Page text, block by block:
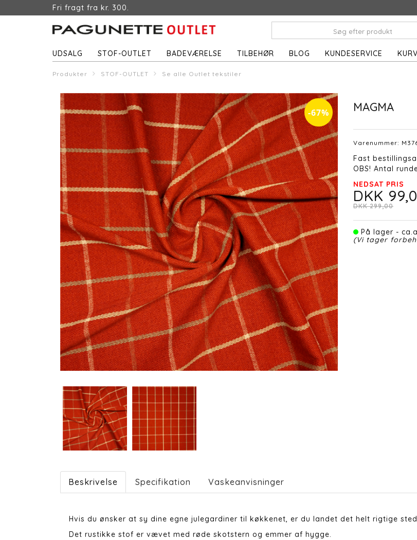
Fri fragt fra kr. 300.
UDSALG STOF-OUTLET BADEVÆRELSE TILBEHØR BLOG KUNDESERVICE KURV
Produkter STOF-OUTLET Se alle Outlet tekstiler
-67% MAGMA
Varenummer:
Fast
OBS! Antal
NEDSAT PRIS
DKK
DKK 299,00
På lager -
(Vi tager
Beskrivelse Specifikation Vaskeanvisninger
Hvis du ønsker at sy dine egne julegardiner til køkkenet, er du landet det helt rigtige
Det rustikke stof er vævet med røde skotstern og emmer af hygge.